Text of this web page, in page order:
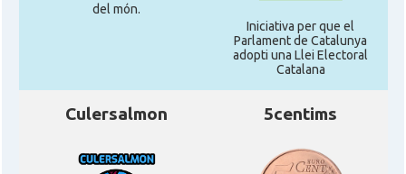
del món.
Iniciativa per que el
Parlament de Catalunya
adopti una Llei Electoral
Catalana
Culersalmon 5centims